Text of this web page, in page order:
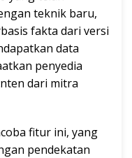
teknik baru,
fakta dari versi
data
penyedia
dari mitra
fitur ini, yang
pendekatan